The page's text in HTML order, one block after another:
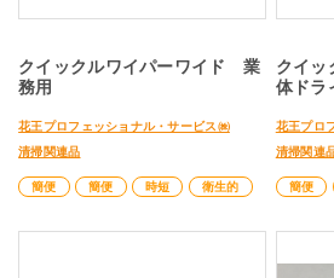
クイックルワイパーワイド 業
務用
花王プロフェッショナル・サービス㈱
清掃関連品
簡便 簡便 時短 衛生的
クイ
体ド
花王プロ
清掃関連
簡便